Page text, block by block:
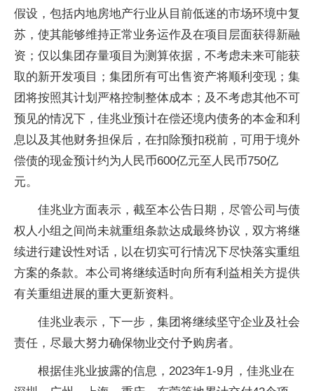
假设，包括内地房地产行业从目前低迷的市场环境中复
苏，使其能够维持正常业务运作及在项目层面获得新融
资；仅以集团存量项目为测算依据，不考虑未来可能获
取的新开发项目；集团所有可出售资产将顺利变现；集
团将按照其计划严格控制整体成本；及不考虑其他不可
预见的情况下，佳兆业预计在偿还境内债务的本金和利
息以及其他财务担保后，在扣除预扣税前，可用于境外
偿债的现金预计约为人民币600亿元至人民币750亿
元。
佳兆业方面表示，截至本公告日期，尽管公司与债
权人小组之间尚未就重组条款达成最终协议，双方将继
续进行建设性对话，以在切实可行情况下尽快落实重组
方案的条款。本公司将继续适时向所有利益相关方提供
有关重组进展的重大更新资料。
佳兆业表示，下一步，集团将继续坚守企业及社会
责任，尽最大努力确保物业交付予购房者。
根据佳兆业披露的信息，2023年1-9月，佳兆业在